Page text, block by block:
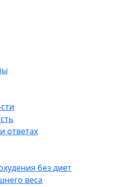
ответах
без диет
веса